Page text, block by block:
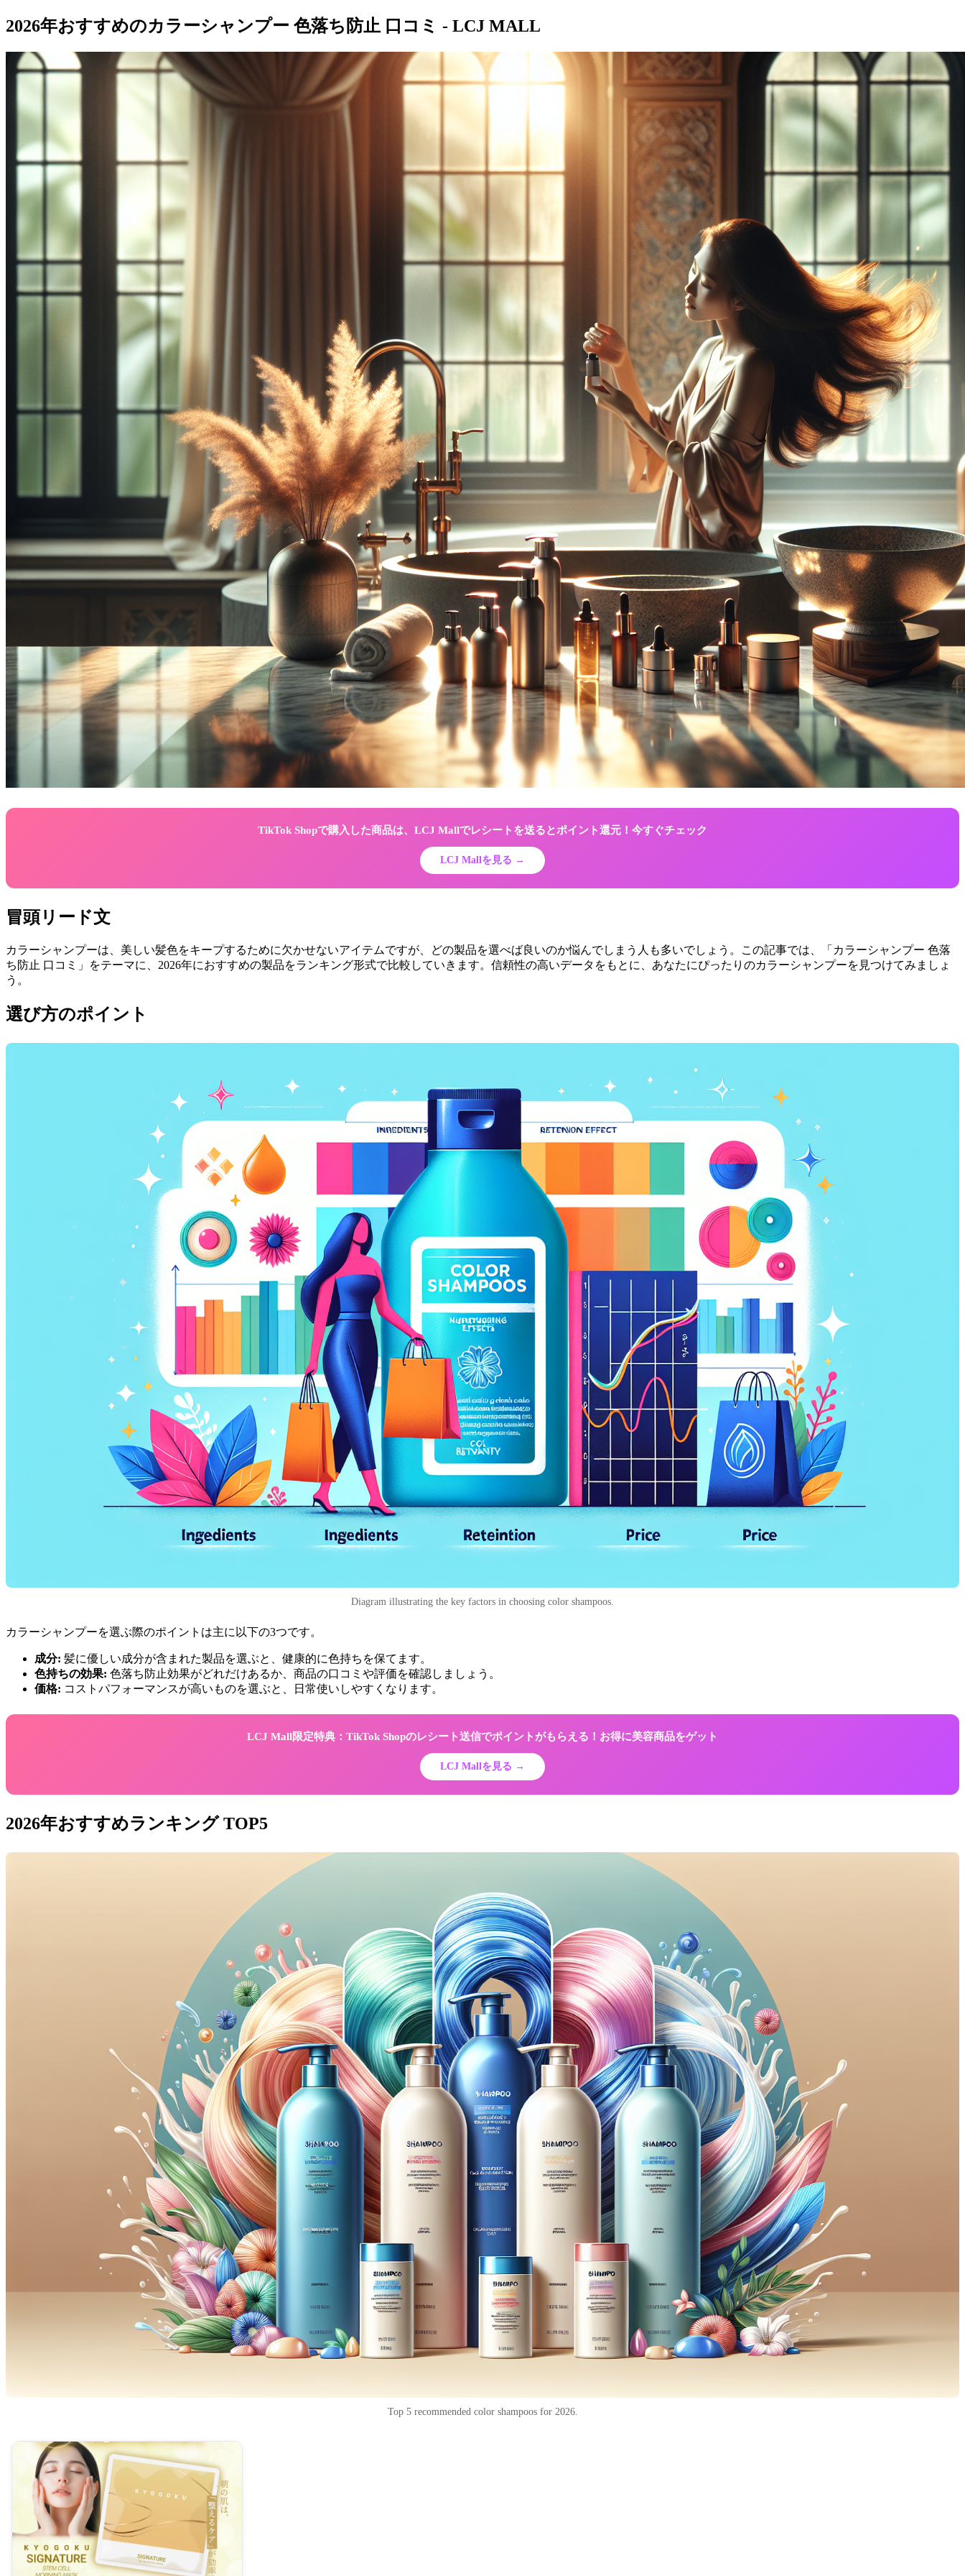
2026年おすすめのカラーシャンプー 色落ち防止 口コミ - LCJ MALL
TikTok Shopで購入した商品は、LCJ Mallでレシートを送るとポイント還元！今すぐチェック
LCJ Mallを見る →
冒頭リード文
カラーシャンプーは、美しい髪色をキープするために欠かせないアイテムですが、どの製品を選べば良いのか悩んでしまう人も多いでしょう。この記事では、「カラーシャンプー 色落
ち防止 口コミ」をテーマに、2026年におすすめの製品をランキング形式で比較していきます。信頼性の高いデータをもとに、あなたにぴったりのカラーシャンプーを見つけてみましょ
う。
選び方のポイント
Diagram illustrating the key factors in choosing color shampoos.
カラーシャンプーを選ぶ際のポイントは主に以下の3つです。
成分: 髪に優しい成分が含まれた製品を選ぶと、健康的に色持ちを保てます。
色持ちの効果: 色落ち防止効果がどれだけあるか、商品の口コミや評価を確認しましょう。
価格: コストパフォーマンスが高いものを選ぶと、日常使いしやすくなります。
LCJ Mall限定特典：TikTok Shopのレシート送信でポイントがもらえる！お得に美容商品をゲット
LCJ Mallを見る →
2026年おすすめランキング TOP5
Top 5 recommended color shampoos for 2026.